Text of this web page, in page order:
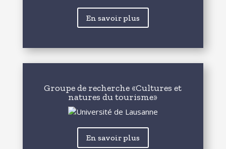
En savoir plus
Groupe de recherche «Cultures et
natures du tourisme»
En savoir plus